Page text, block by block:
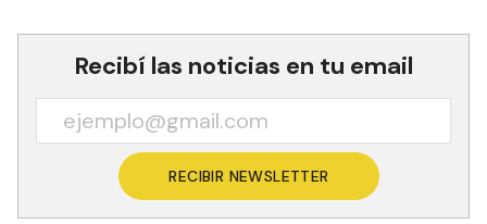
Recibí las noticias en tu email
RECIBIR NEWSLETTER